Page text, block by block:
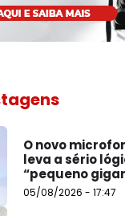
O novo
leva a sério
“pequeno
05/08/2026 - 17:47